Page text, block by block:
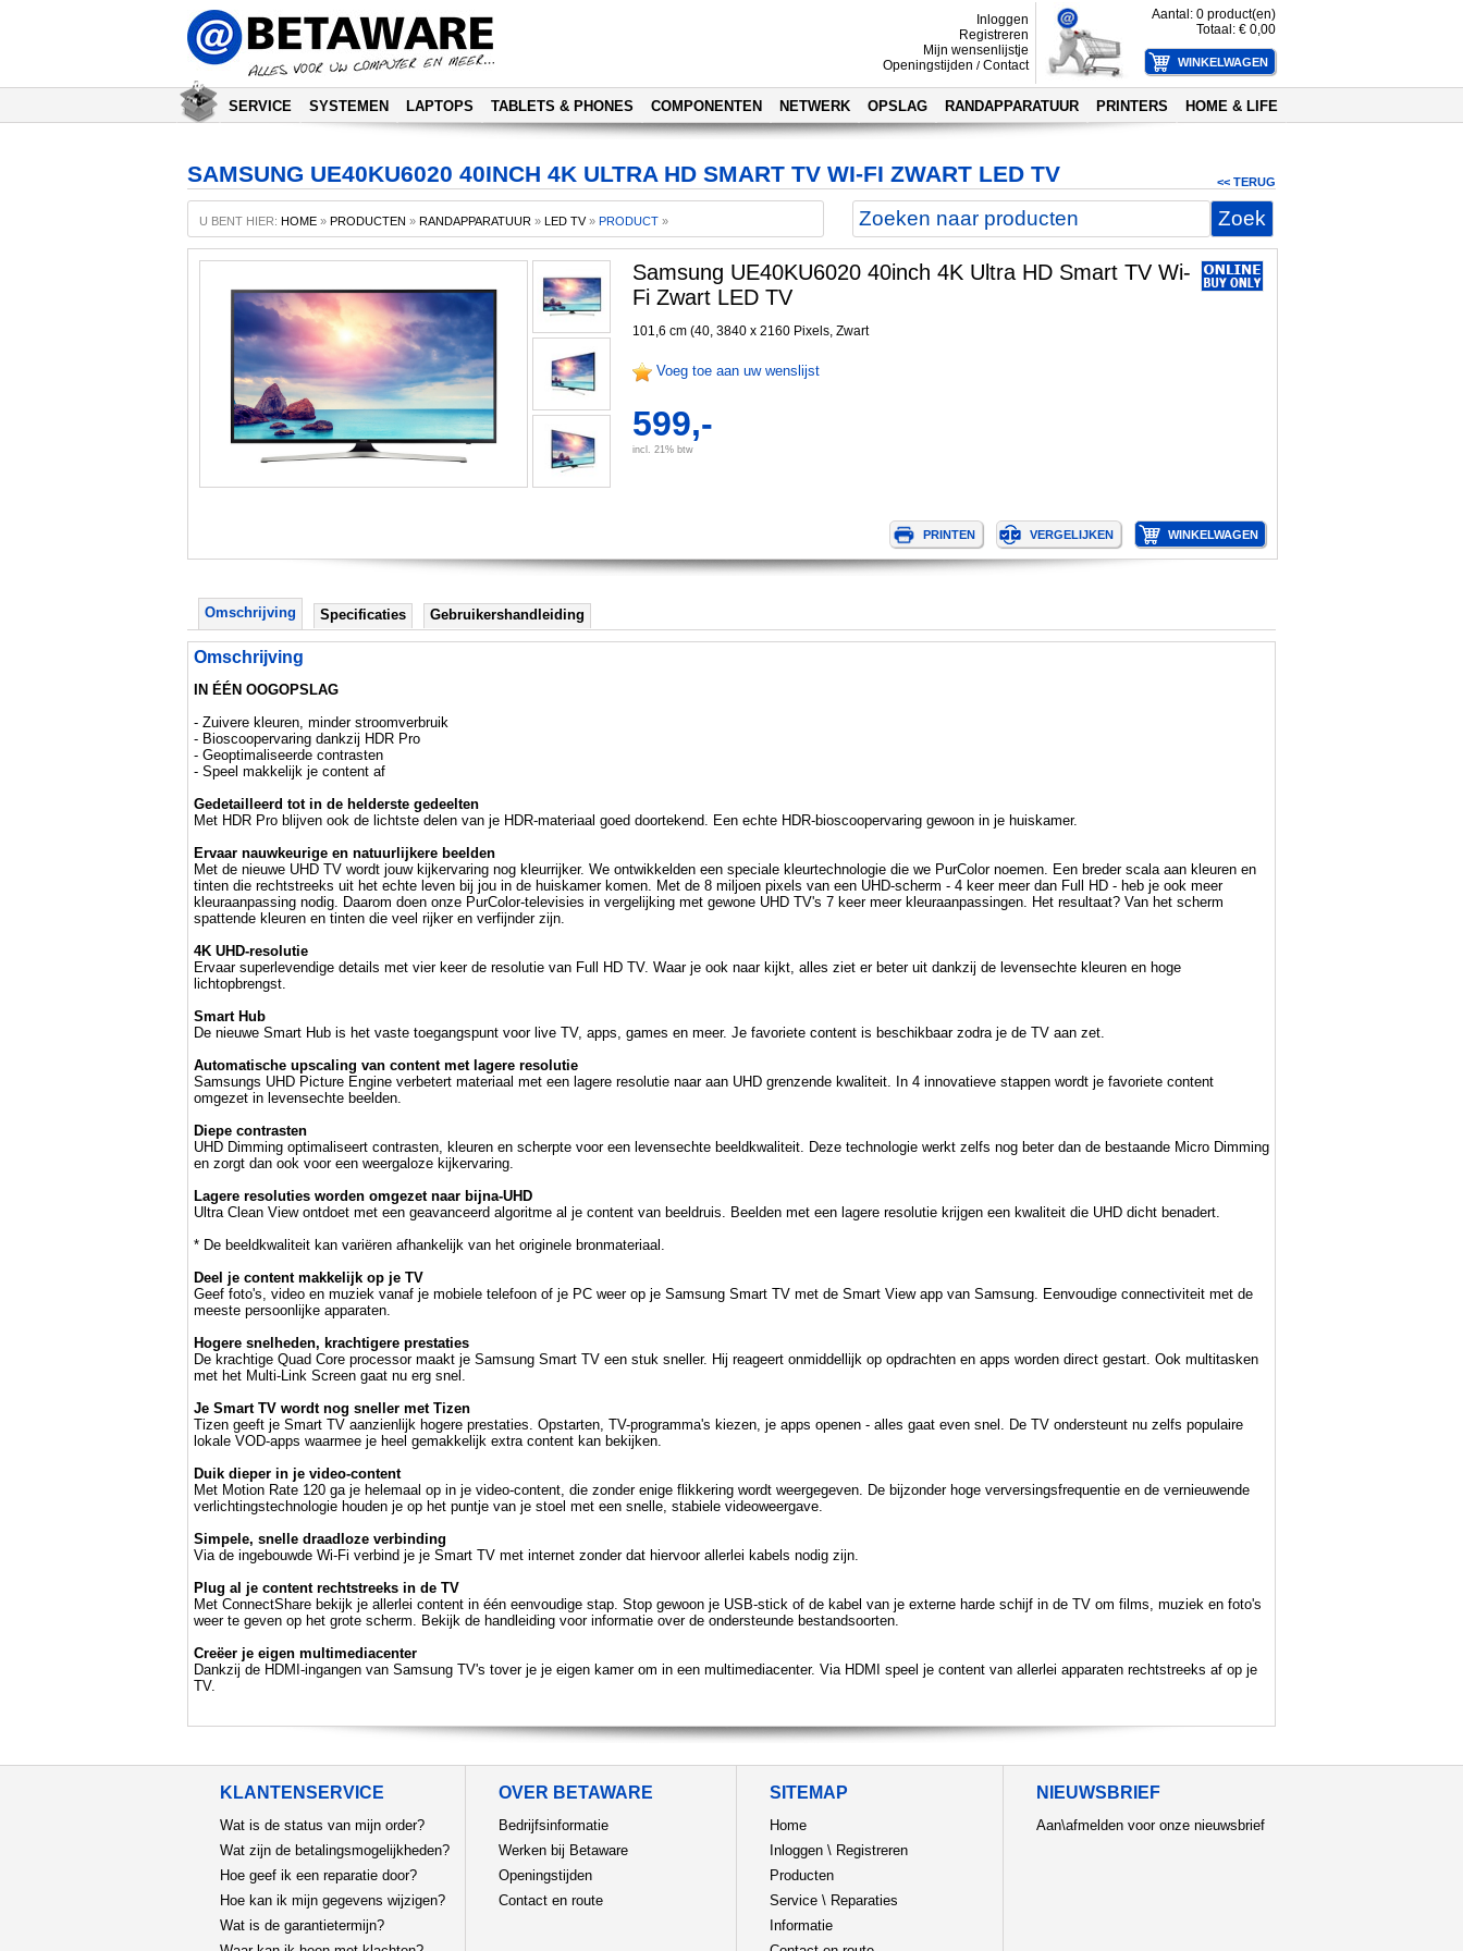
Inloggen
Registreren
Mijn wensenlijstje
Openingstijden / Contact
Aantal: 0 product(en)
Totaal: € 0,00
SERVICE SYSTEMEN LAPTOPS TABLETS & PHONES COMPONENTEN NETWERK OPSLAG RANDAPPARATUUR PRINTERS HOME & LIFE
SAMSUNG UE40KU6020 40INCH 4K ULTRA HD SMART TV WI-FI ZWART LED TV << TERUG
U BENT HIER: HOME » PRODUCTEN » RANDAPPARATUUR » LED TV» PRODUCT »
Samsung UE40KU6020 40inch 4K Ultra HD Smart TV Wi-
Fi Zwart LED TV
101,6 cm (40, 3840 x 2160 Pixels, Zwart
Voeg toe aan uw wenslijst
599,-
incl. 21% btw
Omschrijving Specificaties Gebruikershandleiding
Omschrijving
IN ÉÉN OOGOPSLAG
- Zuivere kleuren, minder stroomverbruik
- Bioscoopervaring dankzij HDR Pro
- Geoptimaliseerde contrasten
- Speel makkelijk je content af
Gedetailleerd tot in de helderste gedeelten
Met HDR Pro blijven ook de lichtste delen van je HDR-materiaal goed doortekend. Een echte HDR-bioscoopervaring gewoon in je huiskamer.
Ervaar nauwkeurige en natuurlijkere beelden
Met de nieuwe UHD TV wordt jouw kijkervaring nog kleurrijker. We ontwikkelden een speciale kleurtechnologie die we PurColor noemen. Een breder scala aan kleuren en
tinten die rechtstreeks uit het echte leven bij jou in de huiskamer komen. Met de 8 miljoen pixels van een UHD-scherm - 4 keer meer dan Full HD - heb je ook meer
kleuraanpassing nodig. Daarom doen onze PurColor-televisies in vergelijking met gewone UHD TV's 7 keer meer kleuraanpassingen. Het resultaat? Van het scherm
spattende kleuren en tinten die veel rijker en verfijnder zijn.
4K UHD-resolutie
Ervaar superlevendige details met vier keer de resolutie van Full HD TV. Waar je ook naar kijkt, alles ziet er beter uit dankzij de levensechte kleuren en hoge
lichtopbrengst.
Smart Hub
De nieuwe Smart Hub is het vaste toegangspunt voor live TV, apps, games en meer. Je favoriete content is beschikbaar zodra je de TV aan zet.
Automatische upscaling van content met lagere resolutie
Samsungs UHD Picture Engine verbetert materiaal met een lagere resolutie naar aan UHD grenzende kwaliteit. In 4 innovatieve stappen wordt je favoriete content
omgezet in levensechte beelden.
Diepe contrasten
UHD Dimming optimaliseert contrasten, kleuren en scherpte voor een levensechte beeldkwaliteit. Deze technologie werkt zelfs nog beter dan de bestaande Micro Dimming
en zorgt dan ook voor een weergaloze kijkervaring.
Lagere resoluties worden omgezet naar bijna-UHD
Ultra Clean View ontdoet met een geavanceerd algoritme al je content van beeldruis. Beelden met een lagere resolutie krijgen een kwaliteit die UHD dicht benadert.
* De beeldkwaliteit kan variëren afhankelijk van het originele bronmateriaal.
Deel je content makkelijk op je TV
Geef foto's, video en muziek vanaf je mobiele telefoon of je PC weer op je Samsung Smart TV met de Smart View app van Samsung. Eenvoudige connectiviteit met de
meeste persoonlijke apparaten.
Hogere snelheden, krachtigere prestaties
De krachtige Quad Core processor maakt je Samsung Smart TV een stuk sneller. Hij reageert onmiddellijk op opdrachten en apps worden direct gestart. Ook multitasken
met het Multi-Link Screen gaat nu erg snel.
Je Smart TV wordt nog sneller met Tizen
Tizen geeft je Smart TV aanzienlijk hogere prestaties. Opstarten, TV-programma's kiezen, je apps openen - alles gaat even snel. De TV ondersteunt nu zelfs populaire
lokale VOD-apps waarmee je heel gemakkelijk extra content kan bekijken.
Duik dieper in je video-content
Met Motion Rate 120 ga je helemaal op in je video-content, die zonder enige flikkering wordt weergegeven. De bijzonder hoge verversingsfrequentie en de vernieuwende
verlichtingstechnologie houden je op het puntje van je stoel met een snelle, stabiele videoweergave.
Simpele, snelle draadloze verbinding
Via de ingebouwde Wi-Fi verbind je je Smart TV met internet zonder dat hiervoor allerlei kabels nodig zijn.
Plug al je content rechtstreeks in de TV
Met ConnectShare bekijk je allerlei content in één eenvoudige stap. Stop gewoon je USB-stick of de kabel van je externe harde schijf in de TV om films, muziek en foto's
weer te geven op het grote scherm. Bekijk de handleiding voor informatie over de ondersteunde bestandsoorten.
Creëer je eigen multimediacenter
Dankzij de HDMI-ingangen van Samsung TV's tover je je eigen kamer om in een multimediacenter. Via HDMI speel je content van allerlei apparaten rechtstreeks af op je
TV.
KLANTENSERVICE
Wat is de status van mijn order?
Wat zijn de betalingsmogelijkheden?
Hoe geef ik een reparatie door?
Hoe kan ik mijn gegevens wijzigen?
Wat is de garantietermijn?
OVER BETAWARE
Bedrijfsinformatie
Werken bij Betaware
Openingstijden
Contact en route
SITEMAP
Home
Inloggen \ Registreren
Producten
Service \ Reparaties
Informatie
NIEUWSBRIEF
Aan\afmelden voor onze nieuwsbrief